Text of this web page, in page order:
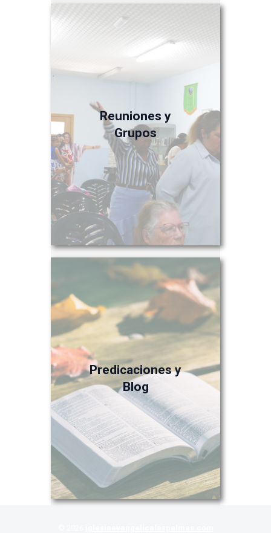
Reuniones y
Grupos
Predicaciones y
Blog